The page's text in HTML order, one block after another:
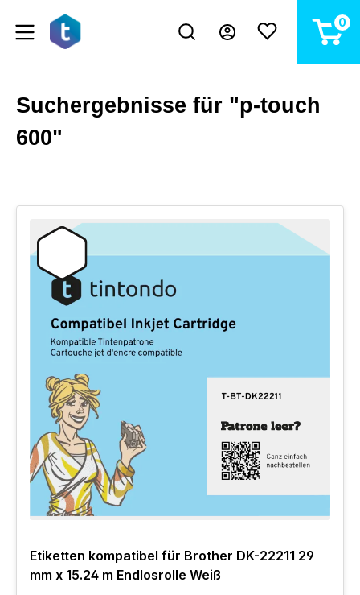
springen 0
Suchergebnisse für "p-touch
600"
Etiketten kompatibel für Brother DK-22211 29
mm x 15.24 m Endlosrolle Weiß